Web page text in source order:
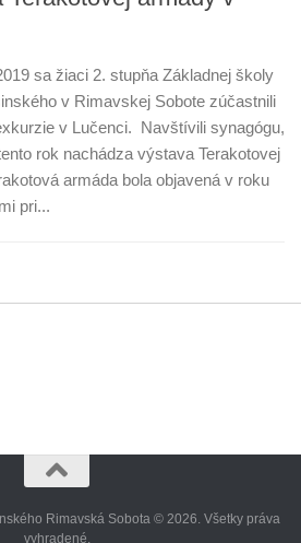
sa žiaci 2. stupňa Základnej školy
v Rimavskej Sobote zúčastnili
v Lučenci. Navštívili synagógu,
rok nachádza výstava Terakotovej
armáda bola objavená v roku
pri...
Rimavská Sobota © 2026. Všetky práva
vyhradené.